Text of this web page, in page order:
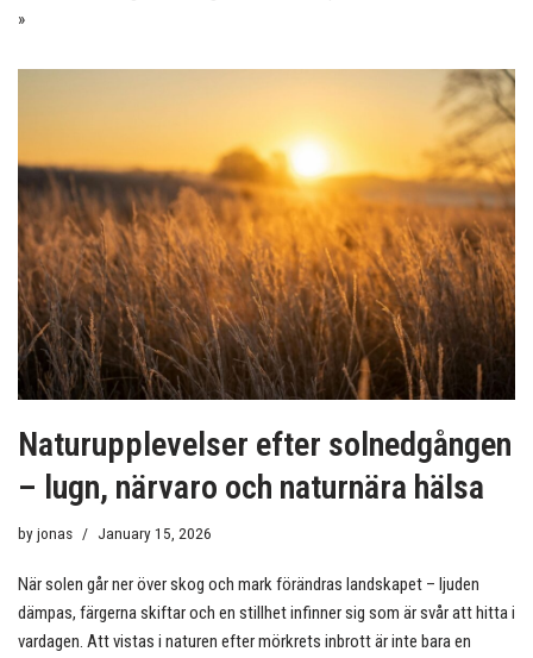
»
Naturupplevelser efter solnedgången
– lugn, närvaro och naturnära hälsa
byjonas January 15, 2026
När solen går ner över skog och mark förändras landskapet – ljuden
dämpas, färgerna skiftar och en stillhet infinner sig som är svår att hitta i
vardagen. Att vistas i naturen efter mörkrets inbrott är inte bara en